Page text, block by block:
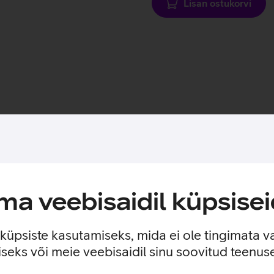
veebisaidil
kasutamiseks, mida ei ole tingimata
või meie veebisaidil sinu soovitud
Lisan ostukorvi
MagSafe magnetid, mis muudavad ümbrise
seda eemaldamata. Lisaks saab ümbrise tagaküljele